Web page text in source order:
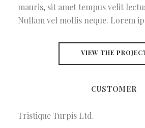
mauris, sit amet tempus velit
Nullam vel mollis neque. Lorem
VIEW THE
CUSTOMER
Tristique Turpis Ltd.